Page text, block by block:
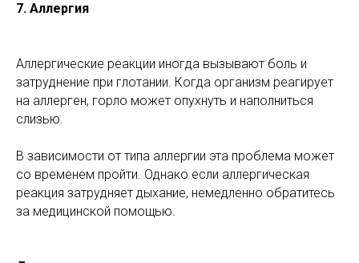
7. Аллергия
Аллергические реакции иногда вызывают боль и
затруднение при глотании. Когда организм реагирует
на аллерген, горло может опухнуть и наполниться
слизью.
В зависимости от типа аллергии эта проблема может
со временем пройти. Однако если аллергическая
реакция затрудняет дыхание, немедленно обратитесь
за медицинской помощью.